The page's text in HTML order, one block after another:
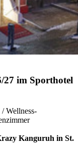
27 im Sporthotel
/ Wellness-
Kanguruh in St.